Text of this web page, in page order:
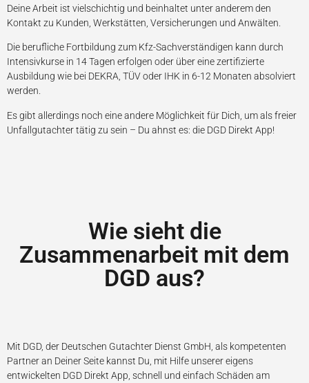
Deine Arbeit ist vielschichtig und beinhaltet unter anderem den
Kontakt zu Kunden, Werkstätten, Versicherungen und Anwälten.
Die berufliche Fortbildung zum Kfz-Sachverständigen kann durch
Intensivkurse in 14 Tagen erfolgen oder über eine zertifizierte
Ausbildung wie bei DEKRA, TÜV oder IHK in 6-12 Monaten absolviert
werden.
Es gibt allerdings noch eine andere Möglichkeit für Dich, um als freier
Unfallgutachter tätig zu sein – Du ahnst es: die DGD Direkt App!
Wie sieht die
Zusammenarbeit mit dem
DGD aus?
Mit DGD, der Deutschen Gutachter Dienst GmbH, als kompetenten
Partner an Deiner Seite kannst Du, mit Hilfe unserer eigens
entwickelten DGD Direkt App, schnell und einfach Schäden am